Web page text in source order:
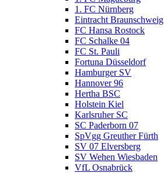
1. FC Nürnberg
Eintracht Braunschweig
FC Hansa Rostock
FC Schalke 04
FC St. Pauli
Fortuna Düsseldorf
Hamburger SV
Hannover 96
Hertha BSC
Holstein Kiel
Karlsruher SC
SC Paderborn 07
SpVgg Greuther Fürth
SV 07 Elversberg
SV Wehen Wiesbaden
VfL Osnabrück